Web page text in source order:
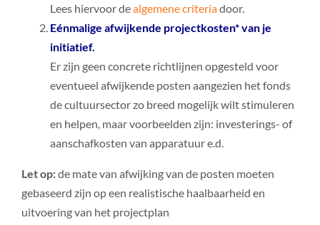
Lees hiervoor dealgemene criteriadoor.
Eénmalige afwijkende projectkosten* van je
initiatief.
Er zijn geen concrete richtlijnen opgesteld voor
eventueel afwijkende posten aangezien het fonds
de cultuursector zo breed mogelijk wilt stimuleren
en helpen, maar voorbeelden zijn: investerings- of
aanschafkosten van apparatuur e.d.
Let op:de mate van afwijking van de posten moeten
gebaseerd zijn op een realistische haalbaarheid en
uitvoering van het projectplan